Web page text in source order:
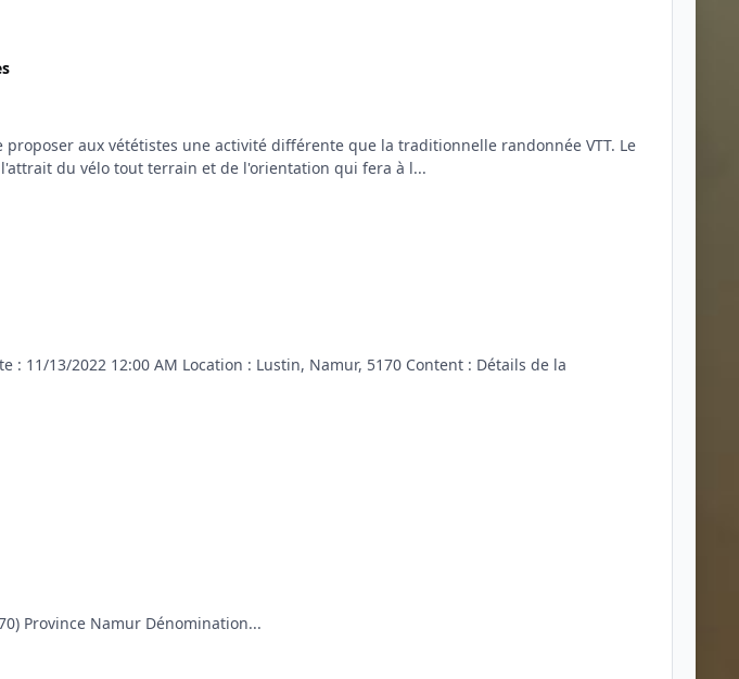
proposer aux vététistes une activité différente que la traditionnelle randonnée VTT. Le
du vélo tout terrain et de l'orientation qui fera à l...
: 11/13/2022 12:00 AM Location : Lustin, Namur, 5170 Content : Détails de la
Province Namur Dénomination...